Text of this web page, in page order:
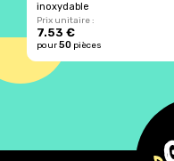
inoxydable
Prix unitaire :
7.53 €
pour50 pièces